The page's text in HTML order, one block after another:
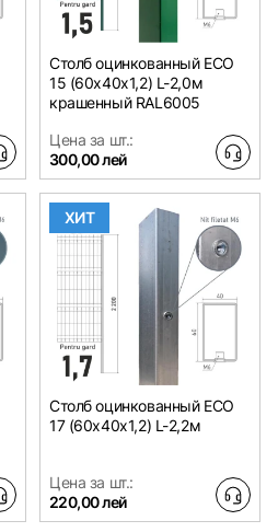
Столб оцинкованный ЕСО
15 (60х40x1,2) L-2,0м
крашенный RAL6005
Цена за шт.:
300,00 лей
ХИТ
Столб оцинкованный ЕСО
17 (60х40x1,2) L-2,2м
Цена за шт.:
220,00 лей